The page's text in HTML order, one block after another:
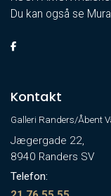
Du kan også se
Kontakt
Galleri Randers/Åbent
Jægergade 22,
8940 Randers SV
Telefon: